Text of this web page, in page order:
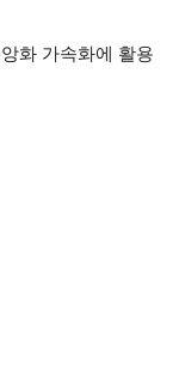
화 가속화에 활용